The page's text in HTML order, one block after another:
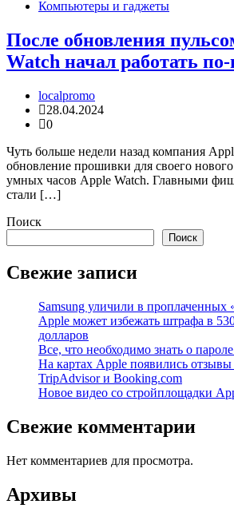
Компьютеры и гаджеты
После обновления
Watch начал работать
localpromo
28.04.2024
0
Чуть больше недели назад компания
обновление прошивки для своего
умных часов Apple Watch. Главными
стали […]
Поиск
Поиск
Свежие записи
Samsung уличили в проплаченных
Apple может избежать штрафа в
долларов
Все, что необходимо знать о
На картах Apple появились
TripAdvisor и Booking.com
Новое видео со стройплощадки
Свежие комментарии
Нет комментариев для просмотра.
Архивы